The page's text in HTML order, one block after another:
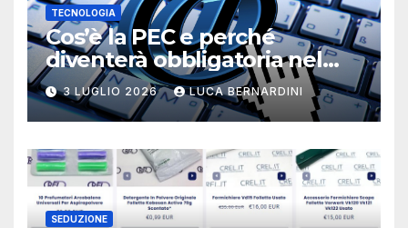
TECNOLOGIA
Cos’è la PEC e perché
diventerà obbligatoria nel
2026?
3 LUGLIO 2026 LUCA BERNARDINI
SEDUZIONE